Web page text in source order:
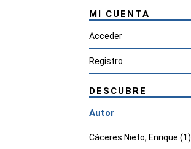
MI CUENTA
Acceder
Registro
DESCUBRE
Autor
Cáceres Nieto, Enrique (1)